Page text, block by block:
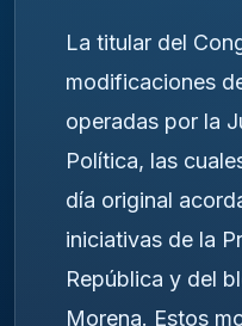
La titular del
modificaciones
operadas por la
Política, las
día original
iniciativas de la
República y del
Morena. Estos